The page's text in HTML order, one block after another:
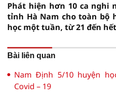
Phát hiện hơn 10 ca nghi
tỉnh Hà Nam cho toàn bộ
học một tuần, từ 21 đến
Bài liên quan
Nam Định 5/10 huyện
Covid – 19